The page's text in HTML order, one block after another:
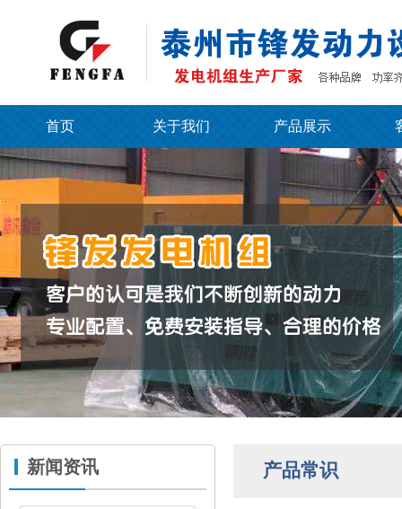
首页 关于我们 产品展示
新闻资讯 产品常识